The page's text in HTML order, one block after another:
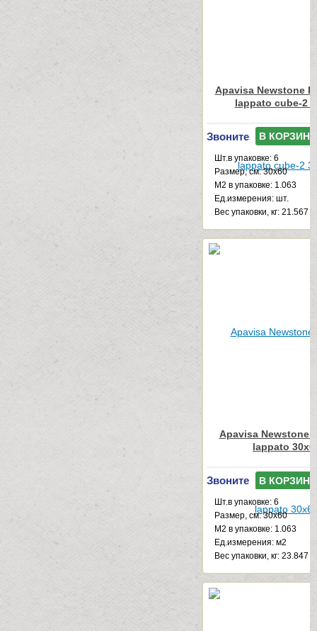
Apavisa Newstone
lappato cube-2
Звоните В КОРЗИНУ
Шт.в упаковке: 6
Размер, см: 30x60
М2 в упаковке: 1.063
Ед.измерения: шт.
Веc упаковки, кг: 21.567
Apavisa Newstone
lappato
Звоните В КОРЗИНУ
Шт.в упаковке: 6
Размер, см: 30x60
М2 в упаковке: 1.063
Ед.измерения: м2
Веc упаковки, кг: 23.847